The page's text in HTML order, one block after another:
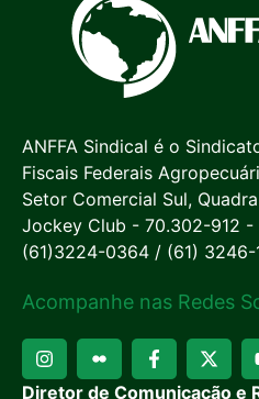
ANFFA Sindical é o
Fiscais Federais
Setor Comercial Sul,
Jockey Club - 70.302-912 -
(61)3224-0364 / (61)
Acompanhe nas Redes
Diretor de Comunicação e